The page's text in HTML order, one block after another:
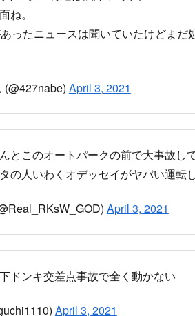
April 3, 2021
ターのとこ事故で凄い渋滞
April 3, 2021
られて反転じゃなくて逆走だそうだ